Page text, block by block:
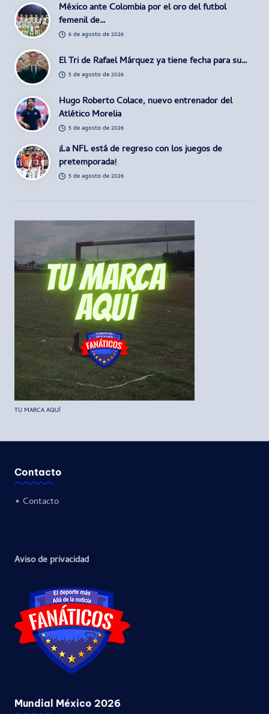
México ante Colombia por el oro del futbol
femenil de…
6 de agosto de 2026
El Tri de Rafael Márquez ya tiene fecha para su…
5 de agosto de 2026
Hugo Roberto Colace, nuevo entrenador del
Atlético Morelia
5 de agosto de 2026
¡La NFL está de regreso con los juegos de
pretemporada!
5 de agosto de 2026
TU MARCA AQUÍ
Contacto
• Contacto
Aviso de privacidad
Mundial México 2026